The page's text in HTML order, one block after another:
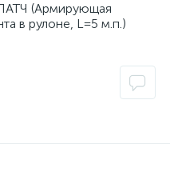
(Армирующая
в рулоне, L=5 м.п.)